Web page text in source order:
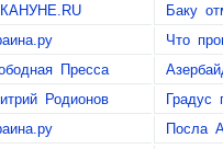
Баку
Что
Пресса
Родионов Градус
Посла